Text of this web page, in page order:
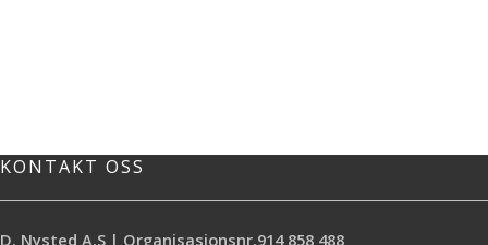
KONTAKT OSS
D. Nysted A.S | Organisasjonsnr.914 858 488